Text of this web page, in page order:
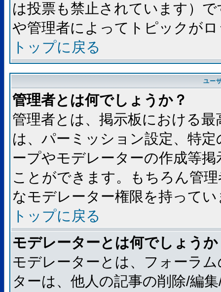
は投票も禁止されています）
や管理者によってトピックが
トップに戻る
ユー
管理者とは何でしょうか？
管理者とは、掲示板における
は、パーミッション設定、特
ープやモデレーターの作成等
ことができます。もちろん管
なモデレーター権限を持ってい
トップに戻る
モデレーターとは何でしょうか
モデレーターとは、フォーラ
ターは、他人の記事の削除/編